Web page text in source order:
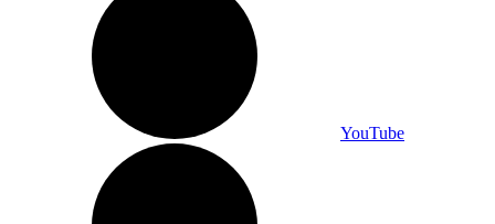
YouTube